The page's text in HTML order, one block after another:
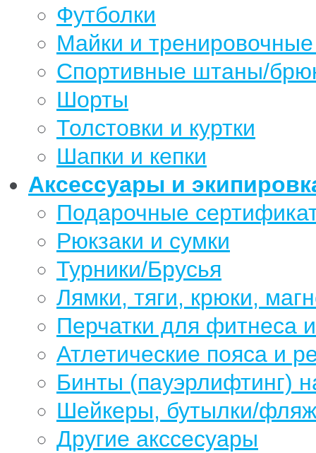
Футболки
Майки и
Спортивные штаны/
Шорты
Толстовки и куртки
Шапки и кепки
Аксессуары и
Подарочные
Рюкзаки и сумки
Турники/Брусья
Лямки, тяги, крюки,
Перчатки для фитнеса
Атлетические пояса и
Бинты (пауэрлифтинг)
Шейкеры, бутылки/
Другие акссесуары